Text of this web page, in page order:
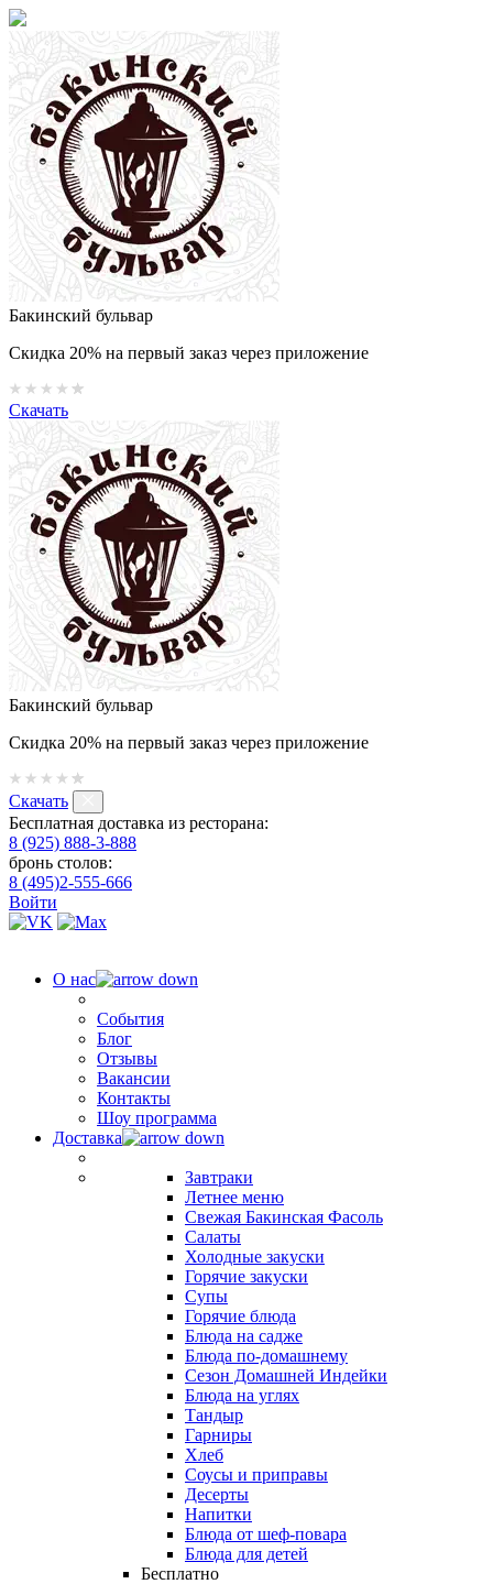
Бакинский бульвар
Скидка 20% на первый заказ через приложение
Скачать
Бакинский бульвар
Скидка 20% на первый заказ через приложение
Скачать
Бесплатная доставка из ресторана:
8 (925) 888-3-888
бронь столов:
8 (495)2-555-666
Войти
О нас
События
Блог
Отзывы
Вакансии
Контакты
Шоу программа
Доставка
Завтраки
Летнее меню
Свежая Бакинская Фасоль
Салаты
Холодные закуски
Горячие закуски
Супы
Горячие блюда
Блюда на садже
Блюда по-домашнему
Сезон Домашней Индейки
Блюда на углях
Тандыр
Гарниры
Хлеб
Соусы и приправы
Десерты
Напитки
Блюда от шеф-повара
Блюда для детей
Бесплатно